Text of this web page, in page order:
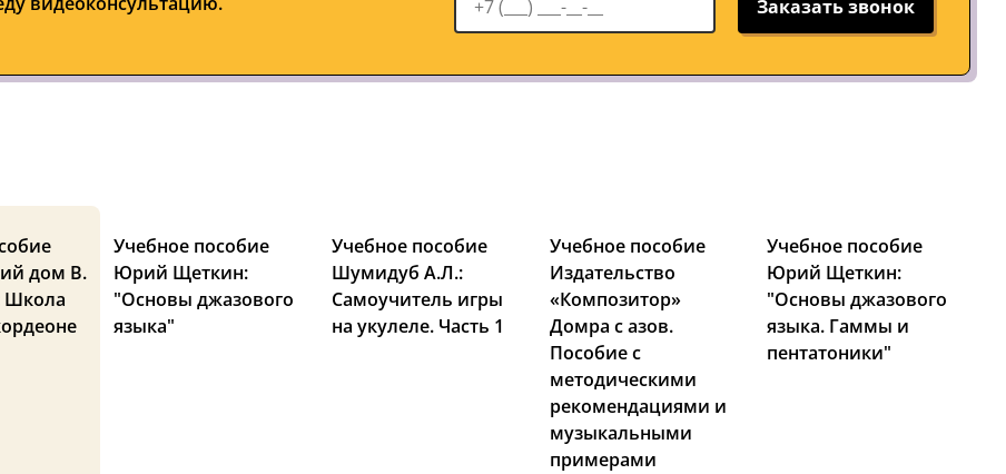
Заказать звонок
дом В.
Школа
Учебное пособие
Юрий Щеткин:
"Основы джазового
языка"
Учебное пособие
Шумидуб А.Л.:
Самоучитель игры
на укулеле. Часть 1
Учебное пособие
Издательство
«Композитор»
Домра с азов.
Пособие с
методическими
рекомендациями и
музыкальными
примерами
Учебное пособие
Юрий Щеткин:
"Основы джазового
языка. Гаммы и
пентатоники"